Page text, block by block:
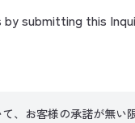
submitting this
、お客様の承諾が無